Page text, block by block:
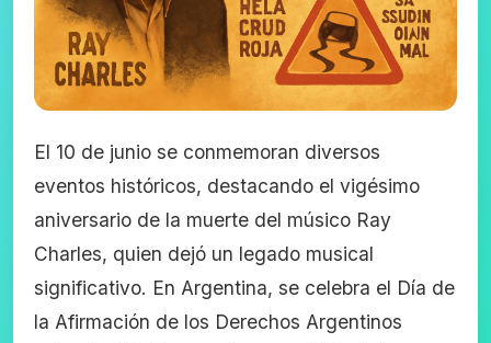
El 10 de junio se conmemoran diversos
eventos históricos, destacando el vigésimo
aniversario de la muerte del músico Ray
Charles, quien dejó un legado musical
significativo. En Argentina, se celebra el Día de
la Afirmación de los Derechos Argentinos